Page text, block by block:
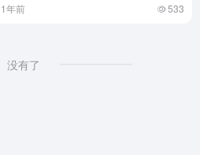
1年前 533
没有了